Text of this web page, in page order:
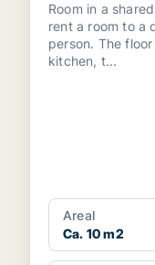
Room in a shared
rent a room to a
person. The
kitchen, t...
Areal
Ca. 10 m2